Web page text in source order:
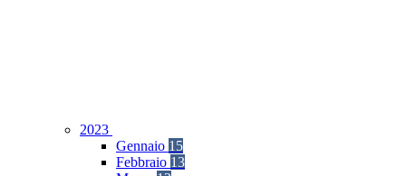
2023
Gennaio 15
Febbraio 13